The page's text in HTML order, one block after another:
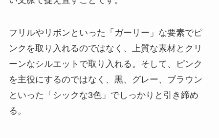
フリルやリボンといった「ガーリー」な要素でピ
ンクを取り入れるのではなく、 上質な素材とクリ
ーンなシルエット で取り入れる。そして、ピンク
を主役にするのではなく、黒、グレー、ブラウン
といった「シックな3色」でしっかりと引き締め
る。